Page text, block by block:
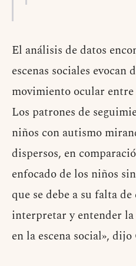
El análisis de datos
escenas sociales evocan
movimiento ocular
Los patrones de
niños con autismo
dispersos, en
enfocado de los niños
que se debe a su falta
interpretar y entender
en la escena social», dijo